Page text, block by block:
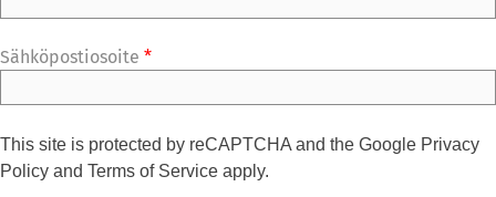
Sähköpostiosoite *
This site is protected by reCAPTCHA and the Google Privacy
Policy and Terms of Service apply.